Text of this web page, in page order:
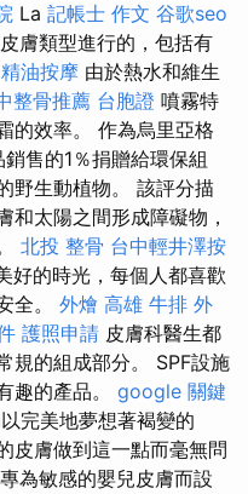
La 記帳士 作文 谷歌seo
膚類型進行的，包括有
油按摩 由於熱水和維生
整骨推薦 台胞證 噴霧特
的效率。 作為烏里亞格
售的1％捐贈給環保組
野生動植物。 該評分描
和太陽之間形成障礙物，
北投 整骨 台中輕井澤按
好的時光，每個人都喜歡
全。 外燴 高雄 牛排 外
護照申請 皮膚科醫生都
規的組成部分。 SPF設施
趣的產品。 google 關鍵
完美地夢想著褐變的
皮膚做到這一點而毫無問
專為敏感的嬰兒皮膚而設